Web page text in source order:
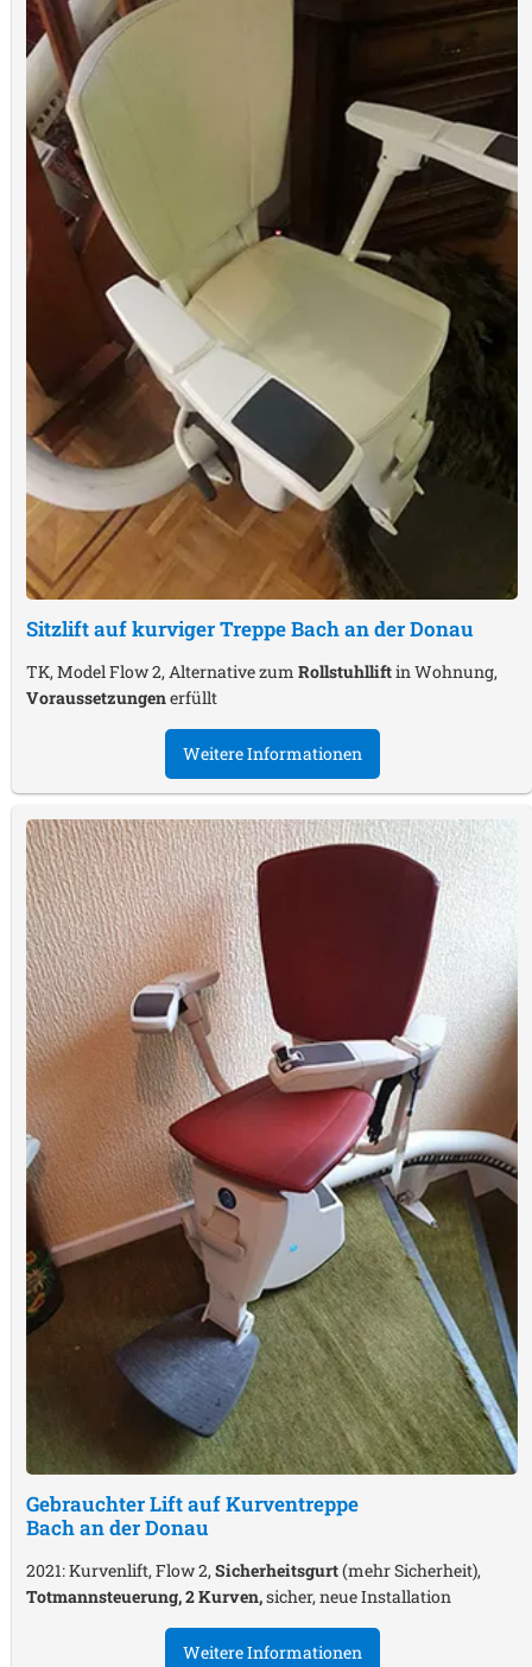
Sitzlift auf kurviger TreppeBach an der Donau
TK, Model Flow 2, Alternative zum Rollstuhlliftin Wohnung,
Voraussetzungenerfüllt
Weitere Informationen
Gebrauchter Lift auf Kurventreppe
Bach an der Donau
2021: Kurvenlift, Flow 2, Sicherheitsgurt(mehr Sicherheit),
Totmannsteuerung, 2 Kurven,sicher, neue Installation
Weitere Informationen